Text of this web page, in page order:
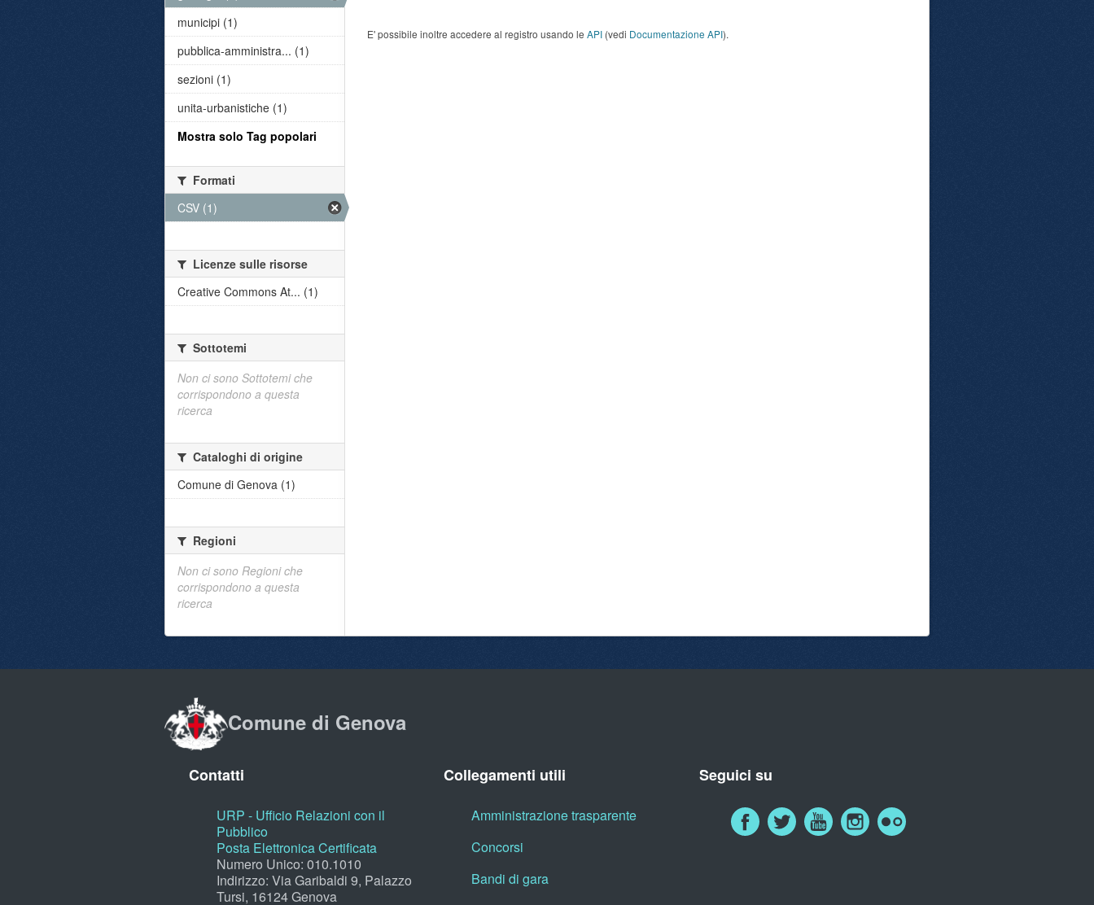
E' possibile inoltre accedere al registro usando le API (vedi Documentazione API).
municipi (1)
pubblica-amministra... (1)
sezioni (1)
unita-urbanistiche (1)
Mostra solo Tag popolari
Formati
CSV (1)
Licenze sulle risorse
Creative Commons At... (1)
Sottotemi
Non ci sono Sottotemi che
corrispondono a questa
ricerca
Cataloghi di origine
Comune di Genova (1)
Regioni
Non ci sono Regioni che
corrispondono a questa
ricerca
Comune di Genova
Contatti
URP - Ufficio Relazioni con il
Pubblico
Posta Elettronica Certificata
Numero Unico: 010.1010
Indirizzo: Via Garibaldi 9, Palazzo
Tursi, 16124 Genova
Collegamenti utili
Amministrazione trasparente
Concorsi
Bandi di gara
Seguici su